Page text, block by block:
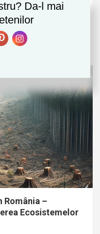
România –
Ecosistemelor
Da-l mai